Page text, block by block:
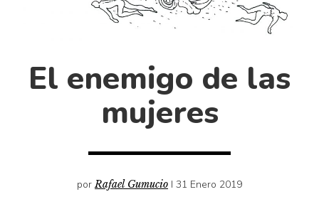
Cultura
Diccionario portátil de la literatura chilena
El enemigo de las
mujeres
porRafael Gumucio I 31 Enero 2019